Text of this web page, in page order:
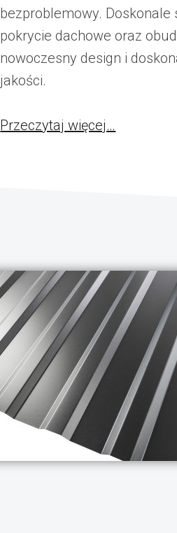
bezproblemowy. Doskonale
pokrycie dachowe oraz
nowoczesny design i
jakości.
Przeczytaj więcej…